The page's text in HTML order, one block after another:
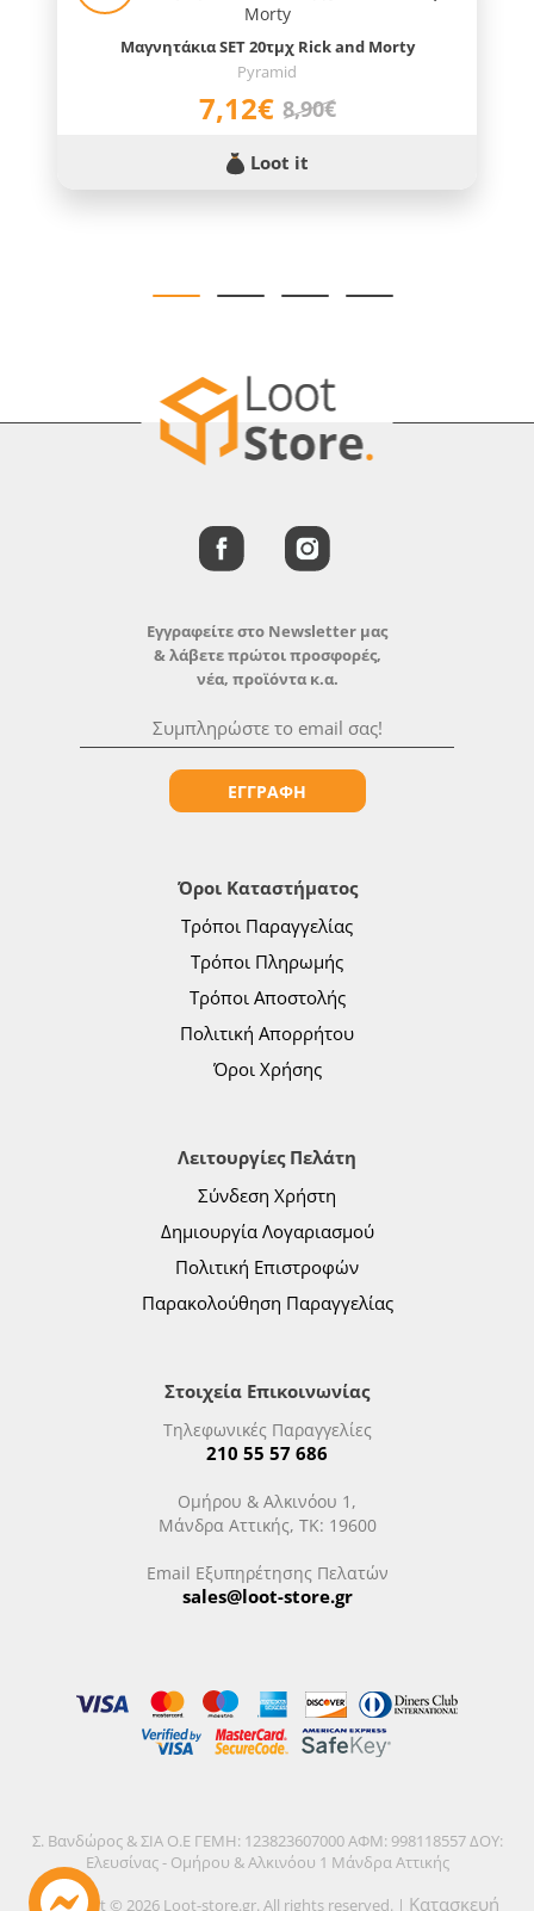
Μαγνητάκια SET 20τμχ Rick and Morty
Pyramid
7,12€ 8,90€
Loot it
Όροι Καταστήματος
Τρόποι Παραγγελίας
Τρόποι Πληρωμής
Τρόποι Αποστολής
Πολιτική Απορρήτου
Όροι Χρήσης
Λειτουργίες Πελάτη
Σύνδεση Χρήστη
Δημιουργία Λογαριασμού
Πολιτική Επιστροφών
Παρακολούθηση Παραγγελίας
Στοιχεία Επικοινωνίας
Τηλεφωνικές Παραγγελίες
210 55 57 686
Ομήρου & Αλκινόου 1,
Μάνδρα Αττικής, ΤΚ: 19600
Email Εξυπηρέτησης Πελατών
sales@loot-store.gr
Εγγραφείτε στο Newsletter μας
& λάβετε πρώτοι προσφορές,
νέα, προϊόντα κ.α.
ΕΓΓΡΑΦΗ
Σ. Βανδώρος & ΣΙΑ Ο.Ε ΓΕΜΗ: 123823607000 ΑΦΜ: 998118557 ΔΟΥ:
Ελευσίνας - Ομήρου & Αλκινόου 1 Μάνδρα Αττικής
Copyright © 2026 Loot-store.gr. All rights reserved. | Κατασκευή